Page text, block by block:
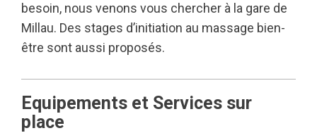
besoin, nous venons vous chercher à la gare de
Millau. Des stages d’initiation au massage bien-
être sont aussi proposés.
Equipements et Services sur
place